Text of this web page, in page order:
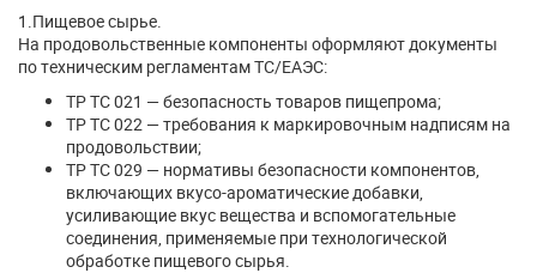
1.Пищевое сырье.
На продовольственные компоненты оформляют документы
по техническим регламентам ТС/ЕАЭС:
ТР ТС 021 — безопасность товаров пищепрома;
ТР ТС 022 — требования к маркировочным надписям на
продовольствии;
ТР ТС 029 — нормативы безопасности компонентов,
включающих вкусо-ароматические добавки,
усиливающие вкус вещества и вспомогательные
соединения, применяемые при технологической
обработке пищевого сырья.